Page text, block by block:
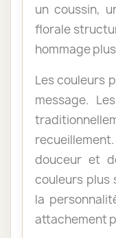
un coussin,
florale
hommage
Les couleurs
message.
douceur et
couleurs plus
la
attachement